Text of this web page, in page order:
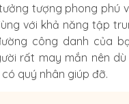
tượng phong phú
với khả năng tập
công danh của
rất may mắn nên
quý nhân giúp đỡ.